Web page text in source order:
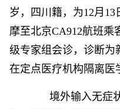
岁，四川籍，为12月
摩至北京CA912航班乘
级专家组会诊，诊断为
在定点医疗机构隔离医
境外输入无症状